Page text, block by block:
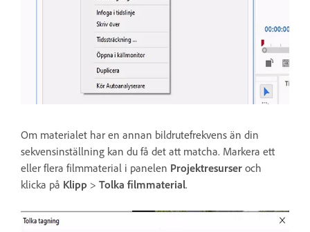
Om materialet har en annan bildrutefrekvens än din
sekvensinställning kan du få det att matcha. Markera ett
eller flera filmmaterial i panelen Projektresurser och
klicka på Klipp > Tolka filmmaterial.